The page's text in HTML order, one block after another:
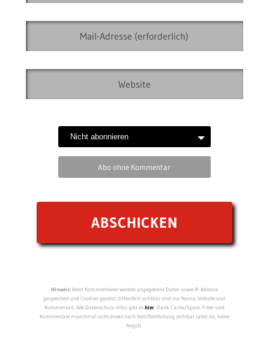
Abo ohne Kommentar
Hinweis:Beim Kommentieren werden angegebene Daten sowie IP-Adresse
gespeichert und Cookies gesetzt (öffentlich sichtbar sind nur Name, Website und
Kommentar). Alle Datenschutz-Infos gibt eshier. Dank Cache/Spam-Filter sind
Kommentare manchmal nicht direkt nach Veröffentlichung sichtbar (aber da, keine
Angst).